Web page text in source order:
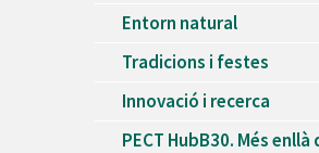
Entorn natural
Tradicions i festes
Innovació i recerca
PECT HubB30. Més enllà